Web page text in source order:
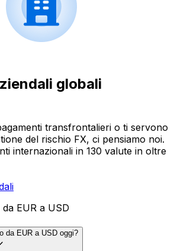
globali
transfrontalieri o ti servono
del rischio FX, ci pensiamo noi.
internazionali in 130 valute in oltre
EUR a USD
da EUR a USD oggi?